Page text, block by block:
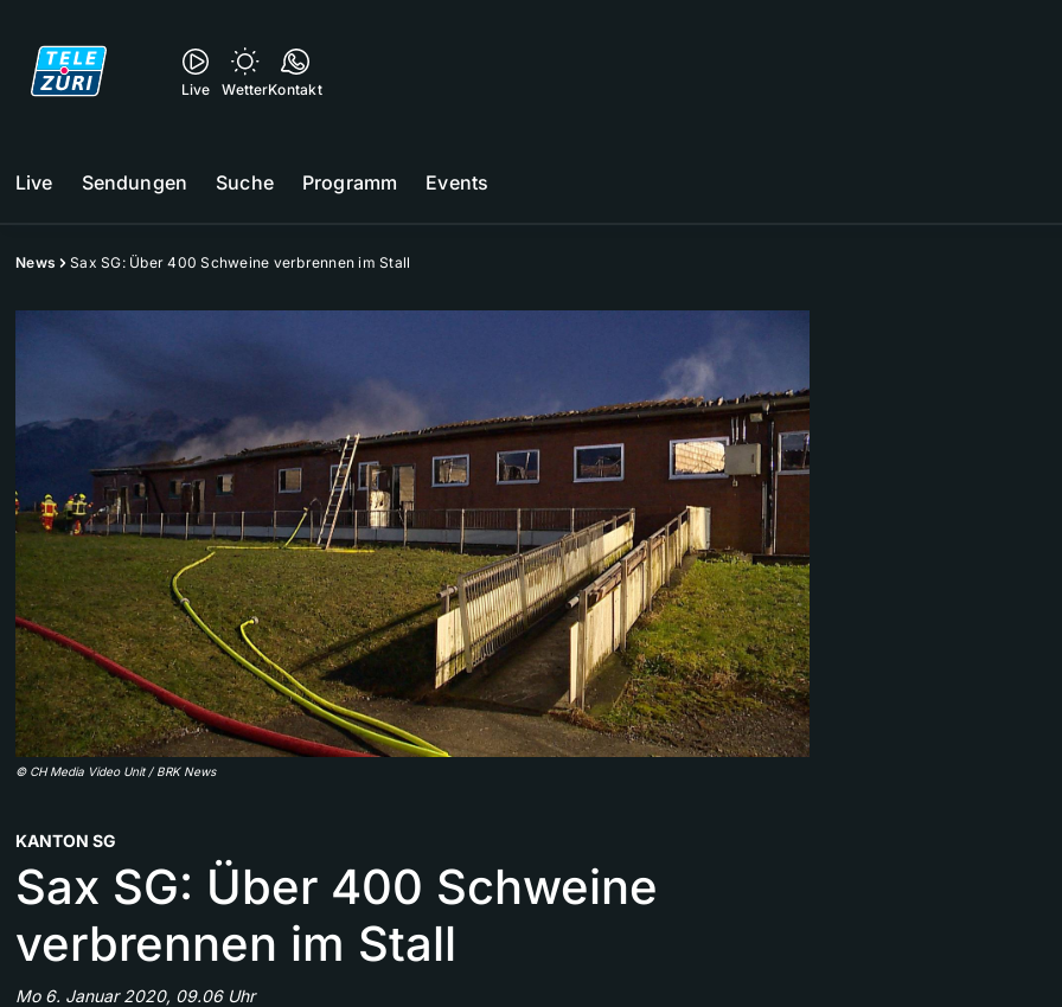
Live WetterKontakt
Live Sendungen Suche Programm Events
News Sax SG: Über 400 Schweine verbrennen im Stall
© CH Media Video Unit / BRK News
KANTON SG
Sax SG: Über 400 Schweine
verbrennen im Stall
Mo 6. Januar 2020, 09.06 Uhr